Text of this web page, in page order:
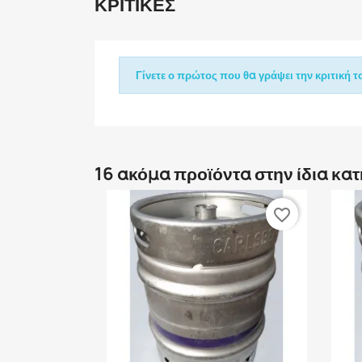
ΚΡΙΤΙΚΈΣ
Γίνετε ο πρώτος που θα γράψει την κριτική
16 ακόμα προϊόντα στην ίδια
favorite_border